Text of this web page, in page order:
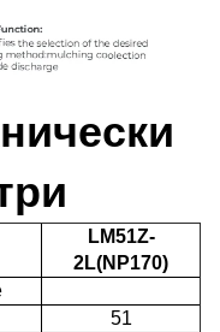
LM51Z-
2L(NP170)
51